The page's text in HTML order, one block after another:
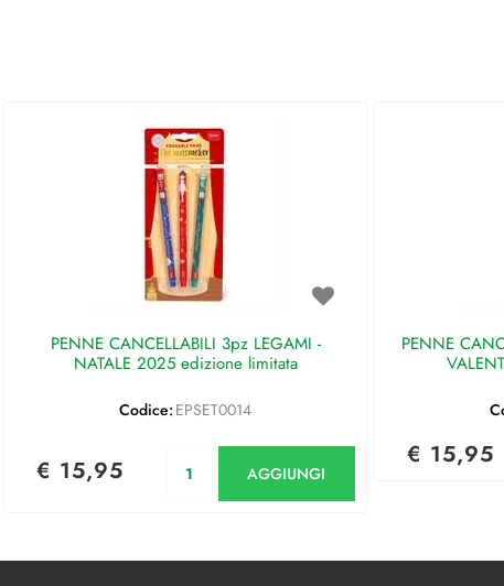
PENNE CANCELLABILI 3pz LEGAMI -
NATALE 2025 edizione limitata
Codice: EPSET0014
€ 15,95 AGGIUNGI
PENNE
€ 15,95